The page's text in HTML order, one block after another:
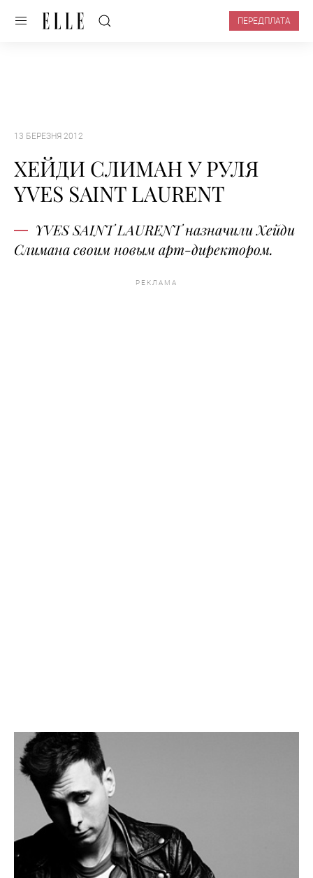
ПЕРЕДПЛАТА
13 БЕРЕЗНЯ 2012
ХЕЙДИ СЛИМАН У РУЛЯ
YVES SAINT LAURENT
YVES SAINT LAURENT назначили Хейди
Слимана своим новым арт-директором.
РЕКЛАМА